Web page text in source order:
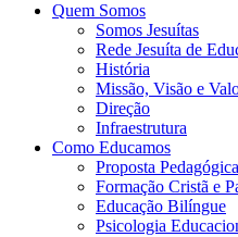
Quem Somos
Somos Jesuítas
Rede Jesuíta de
História
Missão, Visão e
Direção
Infraestrutura
Como Educamos
Proposta Pedagógica
Formação Cristã e
Educação Bilíngue
Psicologia